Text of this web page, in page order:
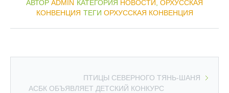
АВТОР ADMIN КАТЕГОРИЯ НОВОСТИ ОРХУССКАЯ
КОНВЕНЦИЯ ТЕГИ ОРХУССКАЯ КОНВЕНЦИЯ
ПТИЦЫ СЕВЕРНОГО ТЯНЬ-ШАНЯ
АСБК ОБЪЯВЛЯЕТ ДЕТСКИЙ КОНКУРС